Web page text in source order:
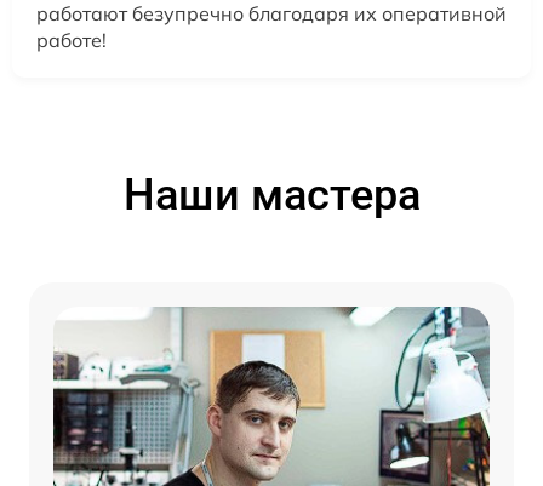
работают безупречно благодаря их оперативной
работе!
Наши мастера